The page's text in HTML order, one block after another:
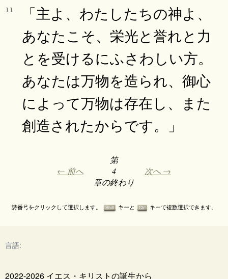
11
「主よ、わたしたちの神よ、
あなたこそ、栄光と誉れと力
とを受けるにふさわしい方。
あなたは万物を造られ、御心
によって万物は存在し、また
創造されたからです。」
← 前へ
第
4
章の終わり
次へ →
詩番号をクリックして選択します。 Shift キーと Ctrl キーで複数選択できます。
言語:
2022-2026 イエス・キリストの誕生から